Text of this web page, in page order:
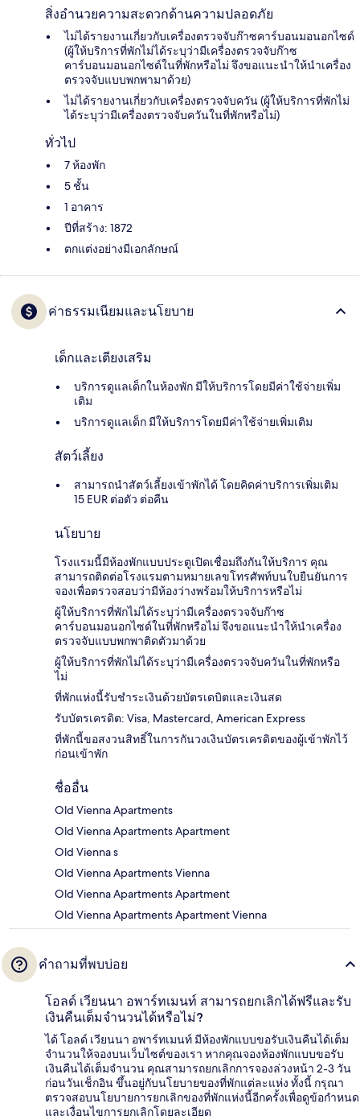
สิ่งอำนวยความสะดวกด้านความปลอดภัย
ไม่ได้รายงานเกี่ยวกับเครื่องตรวจจับก๊าซคาร์บอนมอนอกไซด์
(ผู้ให้บริการที่พักไม่ได้ระบุว่ามีเครื่องตรวจจับก๊าซ
คาร์บอนมอนอกไซด์ในที่พักหรือไม่ จึงขอแนะนำให้นำเครื่อง
ตรวจจับแบบพกพามาด้วย)
ไม่ได้รายงานเกี่ยวกับเครื่องตรวจจับควัน (ผู้ให้บริการที่พักไม่
ได้ระบุว่ามีเครื่องตรวจจับควันในที่พักหรือไม่)
ทั่วไป
7 ห้องพัก
5 ชั้น
1 อาคาร
ปีที่สร้าง: 1872
ตกแต่งอย่างมีเอกลักษณ์
ค่าธรรมเนียมและนโยบาย
เด็กและเตียงเสริม
บริการดูแลเด็กในห้องพัก มีให้บริการโดยมีค่าใช้จ่ายเพิ่ม
เติม
บริการดูแลเด็ก มีให้บริการโดยมีค่าใช้จ่ายเพิ่มเติม
สัตว์เลี้ยง
สามารถนำสัตว์เลี้ยงเข้าพักได้ โดยคิดค่าบริการเพิ่มเติม
15 EUR ต่อตัว ต่อคืน
นโยบาย
โรงแรมนี้มีห้องพักแบบประตูเปิดเชื่อมถึงกันให้บริการ คุณ
สามารถติดต่อโรงแรมตามหมายเลขโทรศัพท์บนใบยืนยันการ
จองเพื่อตรวจสอบว่ามีห้องว่างพร้อมให้บริการหรือไม่
ผู้ให้บริการที่พักไม่ได้ระบุว่ามีเครื่องตรวจจับก๊าซ
คาร์บอนมอนอกไซด์ในที่พักหรือไม่ จึงขอแนะนำให้นำเครื่อง
ตรวจจับแบบพกพาติดตัวมาด้วย
ผู้ให้บริการที่พักไม่ได้ระบุว่ามีเครื่องตรวจจับควันในที่พักหรือ
ไม่
ที่พักแห่งนี้รับชำระเงินด้วยบัตรเดบิตและเงินสด
รับบัตรเครดิต: Visa, Mastercard, American Express
ที่พักนี้ขอสงวนสิทธิ์ในการกันวงเงินบัตรเครดิตของผู้เข้าพักไว้
ก่อนเข้าพัก
ชื่ออื่น
Old Vienna Apartments
Old Vienna Apartments Apartment
Old Vienna s
Old Vienna Apartments Vienna
Old Vienna Apartments Apartment
Old Vienna Apartments Apartment Vienna
คำถามที่พบบ่อย
โอลด์ เวียนนา อพาร์ทเมนท์ สามารถยกเลิกได้ฟรีและรับ
เงินคืนเต็มจำนวนได้หรือไม่?
ได้ โอลด์ เวียนนา อพาร์ทเมนท์ มีห้องพักแบบขอรับเงินคืนได้เต็ม
จำนวนให้จองบนเว็บไซต์ของเรา หากคุณจองห้องพักแบบขอรับ
เงินคืนได้เต็มจำนวน คุณสามารถยกเลิกการจองล่วงหน้า 2-3 วัน
ก่อนวันเช็กอิน ขึ้นอยู่กับนโยบายของที่พักแต่ละแห่ง ทั้งนี้ กรุณา
ตรวจสอบนโยบายการยกเลิกของที่พักแห่งนี้อีกครั้งเพื่อดูข้อกำหนด
และเงื่อนไขการยกเลิกโดยละเอียด